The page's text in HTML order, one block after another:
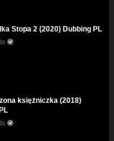
Stopa 2 (2020) Dubbing PL
księżniczka (2018)